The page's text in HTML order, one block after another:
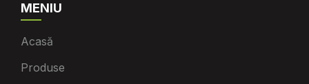
MENIU
Acasă
Produse